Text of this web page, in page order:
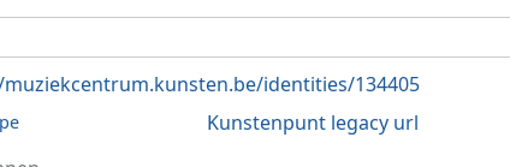
identities/134405
Kunstenpunt legacy url